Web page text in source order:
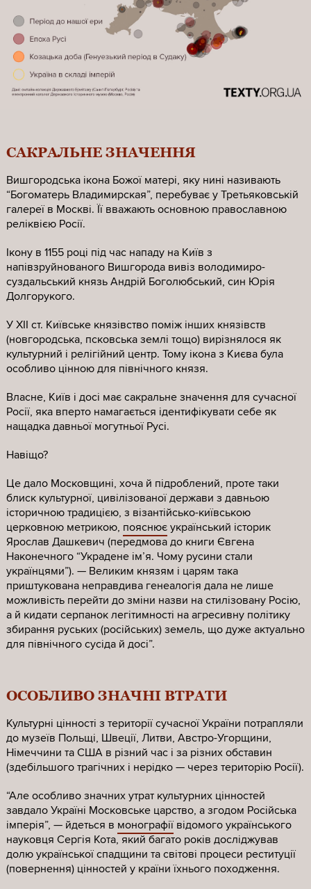
САКРАЛЬНЕ ЗНАЧЕННЯ
Вишгородська ікона Божої матері, яку нині називають
“Богоматерь Владимирская”, перебуває у Третьяковській
галереї в Москві. Її вважають основною православною
реліквією Росії.
Ікону в 1155 році під час нападу на Київ з
напівзруйнованого Вишгорода вивіз володимиро-
суздальський князь Андрій Боголюбський, син Юрія
Долгорукого.
У ХІІ ст. Київське князівство поміж інших князівств
(новгородська, псковська землі тощо) вирізнялося як
культурний і релігійний центр. Тому ікона з Києва була
особливо цінною для північного князя.
Власне, Київ і досі має сакральне значення для сучасної
Росії, яка вперто намагається ідентифікувати себе як
нащадка давньої могутньої Русі.
Навіщо?
Це дало Московщині, хоча й підроблений, проте таки
блиск культурної, цивілізованої держави з давньою
історичною традицією, з візантійсько-київською
церковною метрикою, пояснюєукраїнський історик
Ярослав Дашкевич (передмова до книги Євгена
Наконечного “Украдене імʼя. Чому русини стали
українцями”). — Великим князям і царям така
приштукована неправдива генеалогія дала не лише
можливість перейти до зміни назви на стилізовану Росію,
а й кидати серпанок легітимності на агресивну політику
збирання руських (російських) земель, що дуже актуально
для північного сусіда й досі”.
ОСОБЛИВО ЗНАЧНІ ВТРАТИ
Культурні цінності з території сучасної України потрапляли
до музеїв Польщі, Швеції, Литви, Австро-Угорщини,
Німеччини та США в різний час і за різних обставин
(здебільшого трагічних і нерідко — через територію Росії).
“Але особливо значних утрат культурних цінностей
завдало Україні Московське царство, а згодом Російська
імперія”, — йдеться в монографіївідомого українського
науковця Сергія Кота, який багато років досліджував
долю української спадщини та світові процеси реституції
(повернення) цінностей у країни їхнього походження.